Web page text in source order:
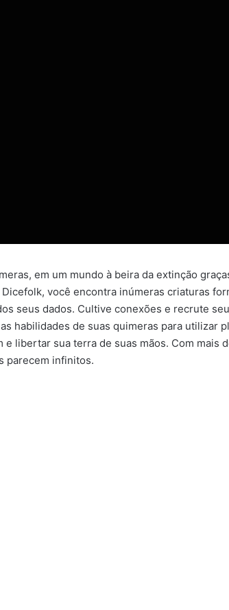
em um mundo à beira da extinção
você encontra inúmeras criaturas
seus dados. Cultive conexões e recrute
habilidades de suas quimeras para utilizar
libertar sua terra de suas mãos. Com mais
parecem infinitos.